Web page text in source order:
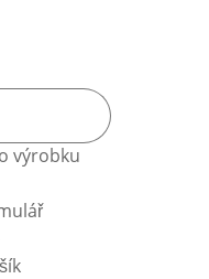
výrobku